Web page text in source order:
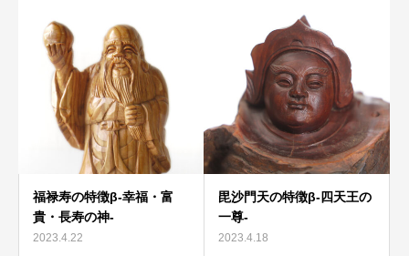
福禄寿の特徴β-幸福・富
貴・長寿の神-
2023.4.22
毘沙門天の特徴β-四天王の
一尊-
2023.4.18